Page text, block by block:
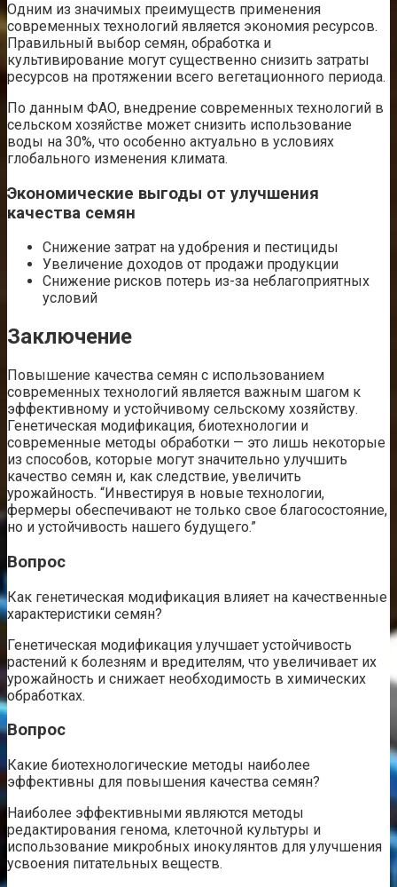
Одним из значимых преимуществ применения
современных технологий является экономия ресурсов.
Правильный выбор семян, обработка и
культивирование могут существенно снизить затраты
ресурсов на протяжении всего вегетационного периода.
По данным ФАО, внедрение современных технологий в
сельском хозяйстве может снизить использование
воды на 30%, что особенно актуально в условиях
глобального изменения климата.
Экономические выгоды от улучшения
качества семян
Снижение затрат на удобрения и пестициды
Увеличение доходов от продажи продукции
Снижение рисков потерь из-за неблагоприятных
условий
Заключение
Повышение качества семян с использованием
современных технологий является важным шагом к
эффективному и устойчивому сельскому хозяйству.
Генетическая модификация, биотехнологии и
современные методы обработки — это лишь некоторые
из способов, которые могут значительно улучшить
качество семян и, как следствие, увеличить
урожайность. “Инвестируя в новые технологии,
фермеры обеспечивают не только свое благосостояние,
но и устойчивость нашего будущего.”
Вопрос
Как генетическая модификация влияет на качественные
характеристики семян?
Генетическая модификация улучшает устойчивость
растений к болезням и вредителям, что увеличивает их
урожайность и снижает необходимость в химических
обработках.
Вопрос
Какие биотехнологические методы наиболее
эффективны для повышения качества семян?
Наиболее эффективными являются методы
редактирования генома, клеточной культуры и
использование микробных инокулянтов для улучшения
усвоения питательных веществ.